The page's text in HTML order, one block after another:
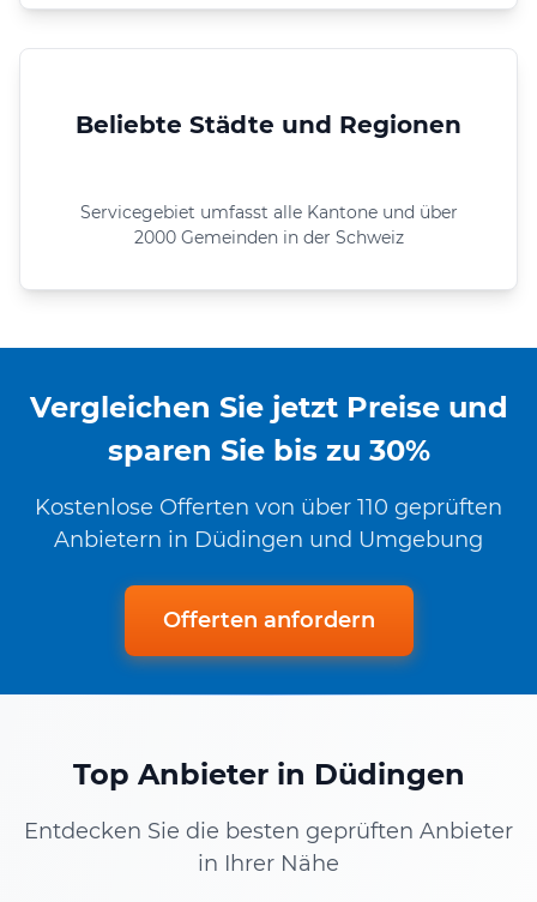
Beliebte Städte und Regionen
Servicegebiet umfasst alle Kantone und über
2000 Gemeinden in der Schweiz
Vergleichen Sie jetzt Preise und
sparen Sie bis zu 30%
Kostenlose Offerten von über 110 geprüften
Anbietern in Düdingen und Umgebung
Offerten anfordern
Top Anbieter in Düdingen
Entdecken Sie die besten geprüften Anbieter
in Ihrer Nähe